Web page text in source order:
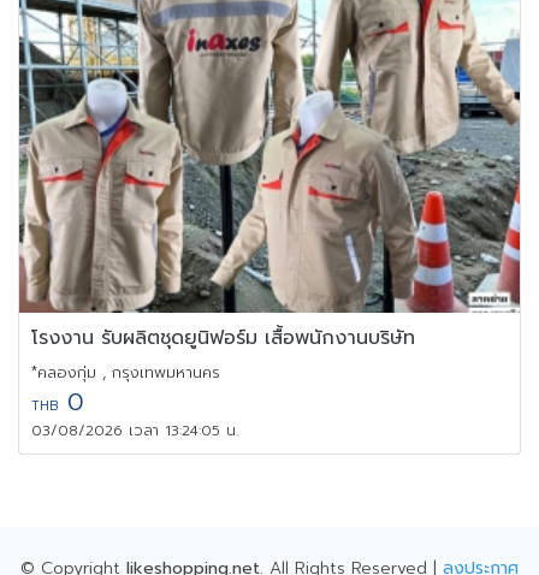
โรงงาน รับผลิตชุดยูนิฟอร์ม เสื้อพนักงานบริษัท
*คลองกุ่ม , กรุงเทพมหานคร
THB 0
03/08/2026 เวลา 13:24:05 น.
© Copyright likeshopping.net. All Rights Reserved | ลงประกาศ